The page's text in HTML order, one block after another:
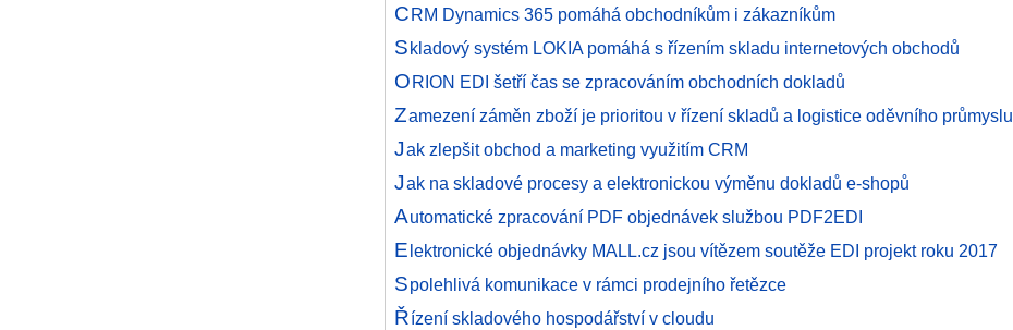
CRM Dynamics 365 pomáhá obchodníkům i zákazníkům
Skladový systém LOKIA pomáhá s řízením skladu internetových obchodů
ORION EDI šetří čas se zpracováním obchodních dokladů
Zamezení záměn zboží je prioritou v řízení skladů a logistice oděvního průmyslu
Jak zlepšit obchod a marketing využitím CRM
Jak na skladové procesy a elektronickou výměnu dokladů e-shopů
Automatické zpracování PDF objednávek službou PDF2EDI
Elektronické objednávky MALL.cz jsou vítězem soutěže EDI projekt roku 2017
Spolehlivá komunikace v rámci prodejního řetězce
Řízení skladového hospodářství v cloudu